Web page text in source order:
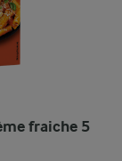
fraiche 5